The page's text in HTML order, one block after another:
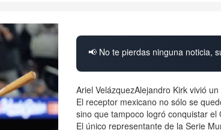
📢 No te pierdas ninguna noticia,
Ariel VelázquezAlejandro Kirk vivió
El receptor mexicano no sólo se
sino que tampoco logró conquistar
El único representante de la Serie